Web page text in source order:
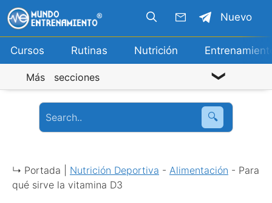
Saltar
al
contenido
Cursos Rutinas Nutrición
Nuevo
Más secciones
🔍
↳ Portada | Nutrición Deportiva - Alimentación - Para
qué sirve la vitamina D3